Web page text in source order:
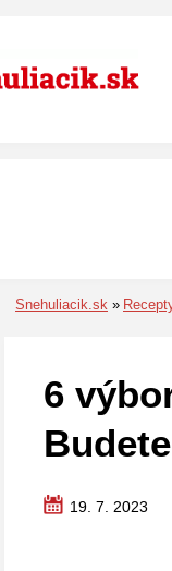
Snehuliacik.sk
6
19. 7. 2023